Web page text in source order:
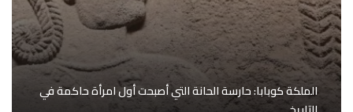
الملكة كوبابا: حارسة الحانة التي أصبحت أول امرأة حاكمة في